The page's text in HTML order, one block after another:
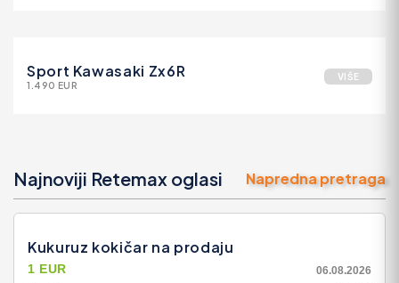
VIŠE
Sport Kawasaki Zx6R
1.490 EUR
Napredna pretraga
Najnoviji Retemax oglasi
Kukuruz kokičar na prodaju
1 EUR
06.08.2026